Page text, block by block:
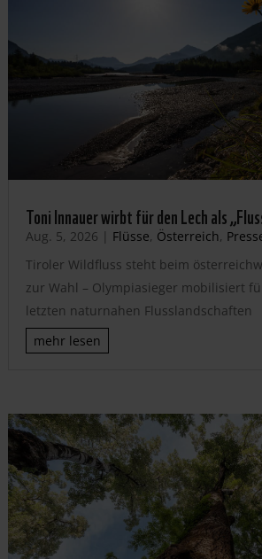
Toni Innauer wirbt für den Lech als
Aug. 5, 2026 | Flüsse, Österreich,
Tiroler Wildfluss steht beim
zur Wahl – Olympiasieger mobilisiert
letzten naturnahen Flusslandschaften
mehr lesen